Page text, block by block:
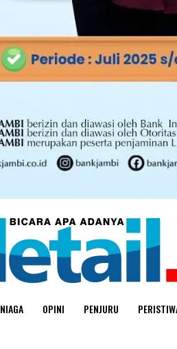
NIAGA OPINI PENJURU